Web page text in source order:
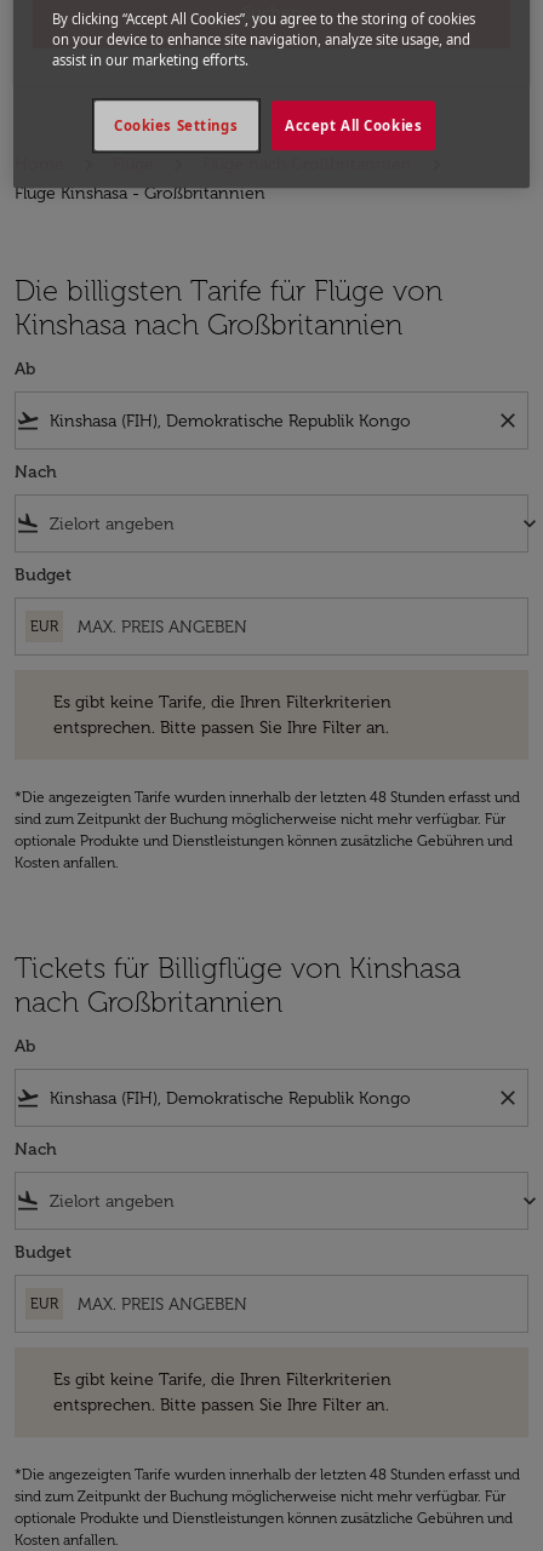
Suchen
Flüge Kinshasa - Großbritannien
Die billigsten Tarife für Flüge von
Kinshasa nach Großbritannien
Ab
flight_takeoff close
Nach
flight_land keyboard_arrow_down
Budget
EUR
Es gibt keine Tarife, die Ihren Filterkriterien
entsprechen. Bitte passen Sie Ihre Filter an.
*Die angezeigten Tarife wurden innerhalb der letzten 48 Stunden erfasst und
sind zum Zeitpunkt der Buchung möglicherweise nicht mehr verfügbar. Für
optionale Produkte und Dienstleistungen können zusätzliche Gebühren und
Kosten anfallen.
Tickets für Billigflüge von Kinshasa
nach Großbritannien
Ab
flight_takeoff close
Nach
flight_land keyboard_arrow_down
Budget
EUR
Es gibt keine Tarife, die Ihren Filterkriterien
entsprechen. Bitte passen Sie Ihre Filter an.
*Die angezeigten Tarife wurden innerhalb der letzten 48 Stunden erfasst und
sind zum Zeitpunkt der Buchung möglicherweise nicht mehr verfügbar. Für
optionale Produkte und Dienstleistungen können zusätzliche Gebühren und
Kosten anfallen.
By clicking “Accept All Cookies”, you agree to the storing of cookies
on your device to enhance site navigation, analyze site usage, and
assist in our marketing efforts.
Accept All Cookies
Cookies Settings